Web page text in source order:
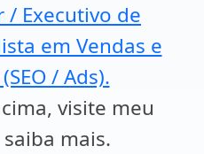
/ Executivo de
em Vendas e
/ Ads).
visite meu
mais.